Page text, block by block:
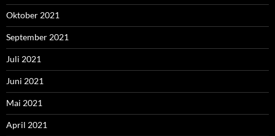
Oktober 2021
September 2021
Juli 2021
Juni 2021
Mai 2021
April 2021